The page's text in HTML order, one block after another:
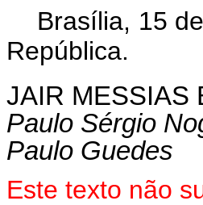
Brasília, 15
República.
JAIR MESSIAS
Paulo Sérgio
Paulo Guedes
Este texto não